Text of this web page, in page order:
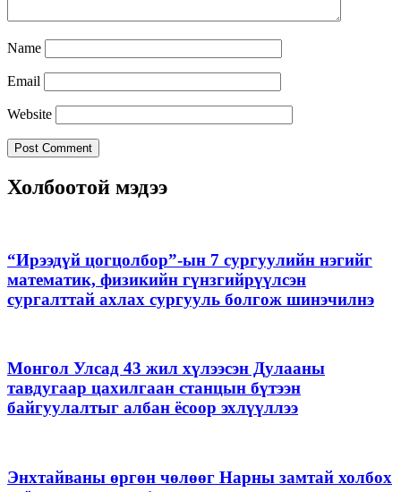
Name
Email
Website
Холбоотой мэдээ
“Ирээдүй цогцолбор”-ын 7 сургуулийн нэгийг
математик, физикийн гүнзгийрүүлсэн
сургалттай ахлах сургууль болгож шинэчилнэ
Монгол Улсад 43 жил хүлээсэн Дулааны
тавдугаар цахилгаан станцын бүтээн
байгуулалтыг албан ёсоор эхлүүллээ
Энхтайваны өргөн чөлөөг Нарны замтай холбох